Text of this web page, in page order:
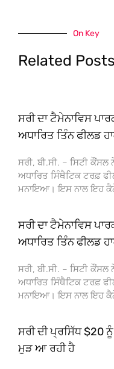
On Key
Related Posts
ਸਰੀ ਦਾ ਟੈਮੇਨਾਵਿਸ
ਅਧਾਰਿਤ ਤਿੰਨ ਫੀਲਡ
ਸਰੀ, ਬੀ.ਸੀ. – ਸਿਟੀ ਕੌਂਸਲ
ਅਧਾਰਿਤ ਸਿੰਥੈਟਿਕ ਟਰਫ਼
ਮਨਾਇਆ। ਇਸ ਨਾਲ ਇਹ
ਸਰੀ ਦਾ ਟੈਮੇਨਾਵਿਸ
ਅਧਾਰਿਤ ਤਿੰਨ ਫੀਲਡ
ਸਰੀ, ਬੀ.ਸੀ. – ਸਿਟੀ ਕੌਂਸਲ
ਅਧਾਰਿਤ ਸਿੰਥੈਟਿਕ ਟਰਫ਼
ਮਨਾਇਆ। ਇਸ ਨਾਲ ਇਹ
ਸਰੀ ਦੀ ਪ੍ਰਸਿੱਧ
ਮੁੜ ਆ ਰਹੀ ਹੈ